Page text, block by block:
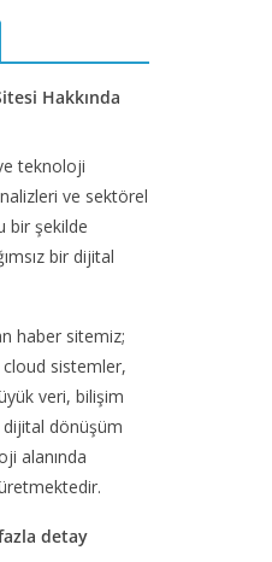
Hakkında
teknoloji
ve sektörel
bir şekilde
bir dijital
haber sitemiz;
cloud sistemler,
veri, bilişim
dönüşüm
alanında
detay